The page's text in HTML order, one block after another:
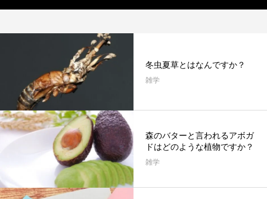
冬虫夏草とはなんですか？
雑学
森のバターと言われるアボガ
ドはどのような植物ですか？
雑学